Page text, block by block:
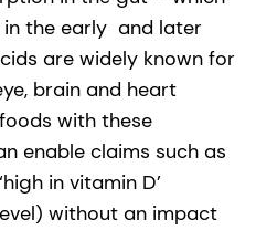
the early and later
are widely known for
brain and heart
with these
enable claims such as
in vitamin D’
without an impact